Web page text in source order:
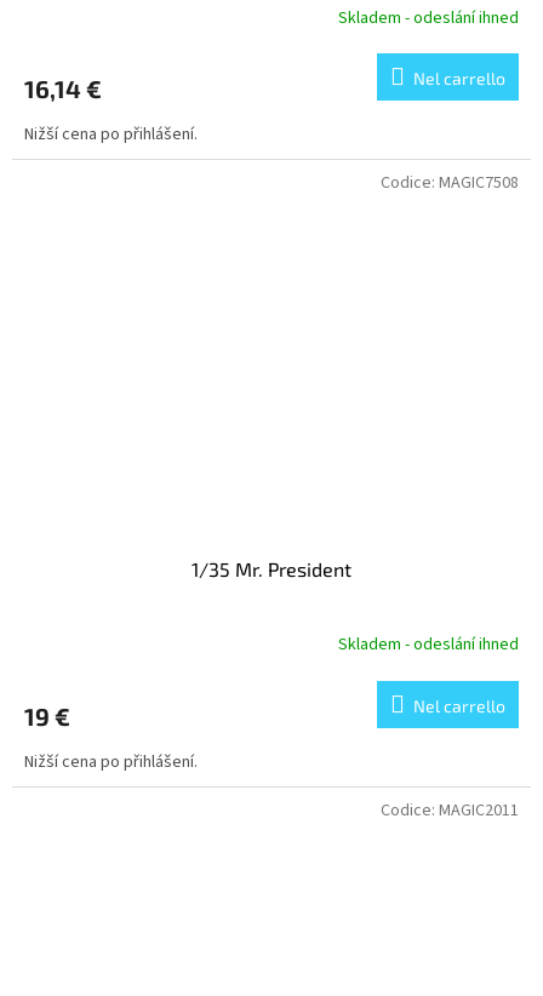
Skladem - odeslání ihned
16,14 € Nel carrello
Nižší cena po přihlášení.
1/35 Mr. President
Skladem - odeslání ihned
19 € Nel carrello
Nižší cena po přihlášení.
Codice: MAGIC7508
Codice: MAGIC2011